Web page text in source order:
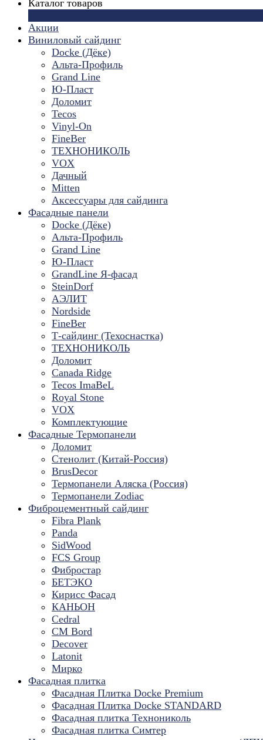
Каталог товаров
Акции
Виниловый сайдинг
Docke (Дёке)
Альта-Профиль
Grand Line
Ю-Пласт
Доломит
Tecos
Vinyl-On
FineBer
ТЕХНОНИКОЛЬ
VOX
Дачный
Mitten
Аксессуары для сайдинга
Фасадные панели
Docke (Дёке)
Альта-Профиль
Grand Line
Ю-Пласт
GrandLine Я-фасад
SteinDorf
АЭЛИТ
Nordside
FineBer
Т-сайдинг (Техоснастка)
ТЕХНОНИКОЛЬ
Доломит
Canada Ridge
Tecos ImaBeL
Royal Stone
VOX
Комплектующие
Фасадные Термопанели
Доломит
Стенолит (Китай-Россия)
BrusDecor
Термопанели Аляска (Россия)
Термопанели Zodiac
Фиброцементный сайдинг
Fibra Plank
Panda
SidWood
FCS Group
Фибростар
БЕТЭКО
Кирисс Фасад
КАНЬОН
Cedral
CM Bord
Decover
Latonit
Мирко
Фасадная плитка
Фасадная Плитка Docke Premium
Фасадная Плитка Docke STANDARD
Фасадная плитка Технониколь
Фасадная плитка Симтер